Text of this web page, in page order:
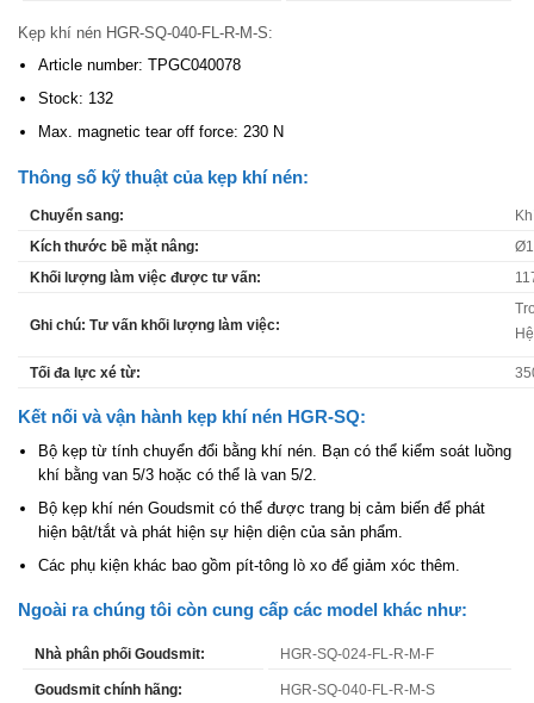
Kẹp khí nén HGR-SQ-040-FL-R-M-S:
Article number: TPGC040078
Stock: 132
Max. magnetic tear off force: 230 N
Thông số kỹ thuật của kẹp khí nén:
Chuyển sang:
Kích thước bề mặt nâng:
Khối lượng làm việc được tư vấn:
Ghi chú: Tư vấn khối lượng làm việc:
Tối đa lực xé từ:
Kết nối và vận hành kẹp khí nén HGR-SQ:
Bộ kẹp từ tính chuyển đổi bằng khí nén. Bạn có thể kiểm soát luồng
khí bằng van 5/3 hoặc có thể là van 5/2.
Bộ kẹp khí nén Goudsmit có thể được trang bị cảm biến để phát
hiện bật/tắt và phát hiện sự hiện diện của sản phẩm.
Các phụ kiện khác bao gồm pít-tông lò xo để giảm xóc thêm.
Ngoài ra chúng tôi còn cung cấp các model khác như:
Nhà phân phối Goudsmit: HGR-SQ-024-FL-R-M-F
Goudsmit chính hãng: HGR-SQ-040-FL-R-M-S